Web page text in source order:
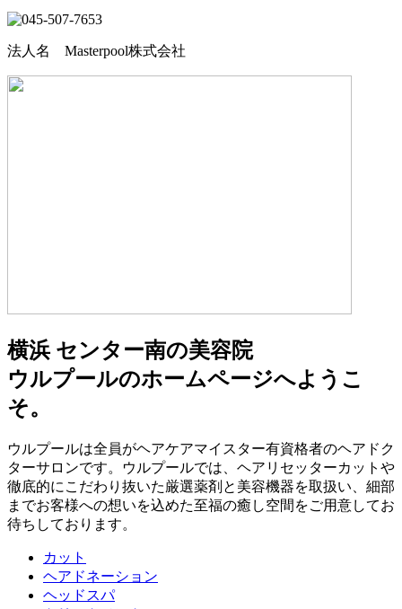
法人名 Masterpool株式会社
横浜 センター南の美容院
ウルプールのホームページへようこ
そ。
ウルプールは全員がヘアケアマイスター有資格者のヘアドク
ターサロンです。ウルプールでは、ヘアリセッターカットや
徹底的にこだわり抜いた厳選薬剤と美容機器を取扱い、細部
までお客様への想いを込めた至福の癒し空間をご用意してお
待ちしております。
カット
ヘアドネーション
ヘッドスパ